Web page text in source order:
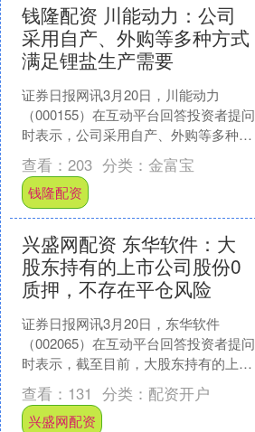
钱隆配资 川能动力：公司
采用自产、外购等多种方式
满足锂盐生产需要
证券日报网讯3月20日，川能动力
（000155）在互动平台回答投资者提问
时表示，公司采用自产、外购等多种方
式满足锂盐生产需要。未来将持续跟踪
锂资源招拍挂进展，加....
查看： 203 分类： 金富宝
钱隆配资
兴盛网配资 东华软件：大
股东持有的上市公司股份0
质押，不存在平仓风险
证券日报网讯3月20日，东华软件
（002065）在互动平台回答投资者提问
时表示，截至目前，大股东持有的上市
公司股份0质押，不存在平仓风险，公司
经营一切正常。....
查看： 131 分类： 配资开户
兴盛网配资